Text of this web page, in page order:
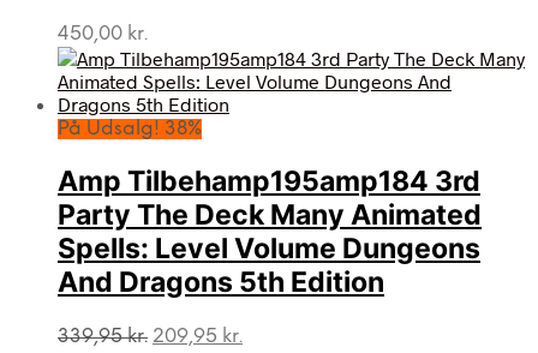
450,00 kr.
På Udsalg! 38%
Amp Tilbehamp195amp184 3rd
Party The Deck Many Animated
Spells: Level Volume Dungeons
And Dragons 5th Edition
339,95kr. Den
209,95 kr.